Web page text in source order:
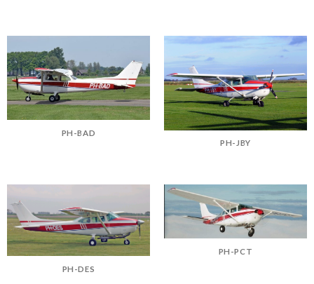
PH-BAD
PH-JBY
PH-DES
PH-PCT